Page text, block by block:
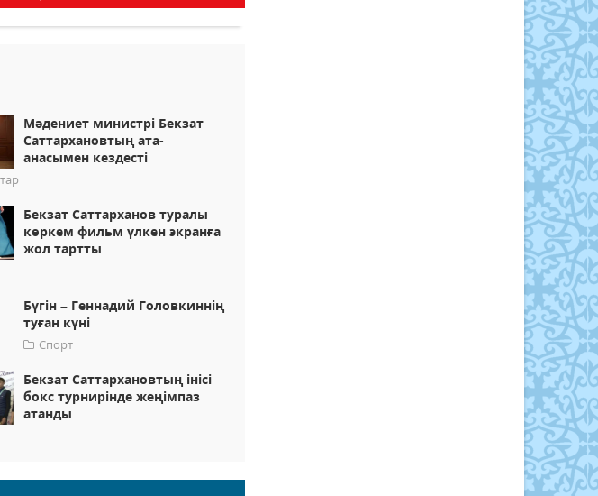
Мәдениет министрі Бекзат
Саттархановтың ата-
анасымен кездесті
Бекзат Саттарханов туралы
көркем фильм үлкен экранға
жол тартты
Бүгін – Геннадий Головкиннің
туған күні
Спорт
Бекзат Саттархановтың інісі
бокс турнирінде жеңімпаз
атанды